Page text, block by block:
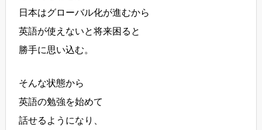
日本はグローバル化が進むから
英語が使えないと将来困ると
勝手に思い込む。
そんな状態から
英語の勉強を始めて
話せるようになり、